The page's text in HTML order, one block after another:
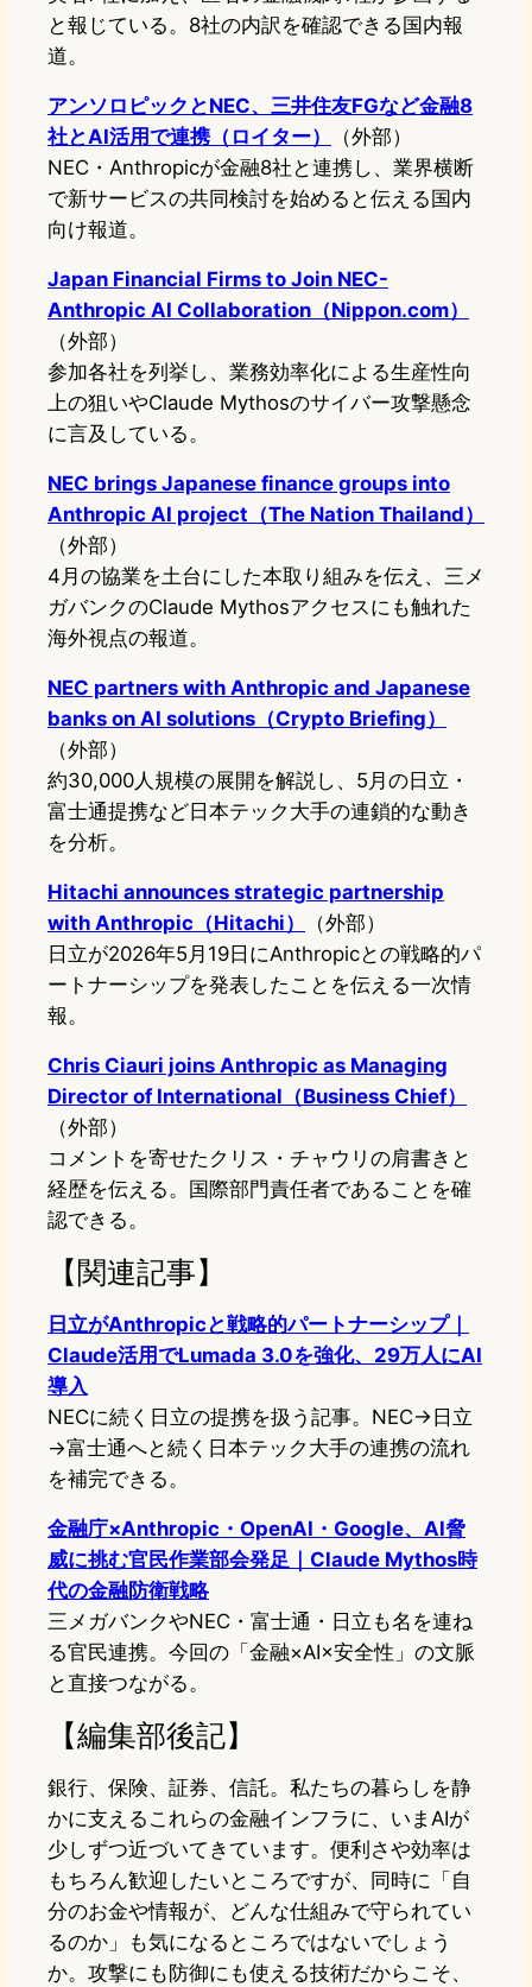
と報じている。8社の内訳を確認できる国内報
道。
アンソロピックとNEC、三井住友FGなど金融8
社とAI活用で連携（ロイター）
（外部）
NEC・Anthropicが金融8社と連携し、業界横断
で新サービスの共同検討を始めると伝える国内
向け報道。
Japan Financial Firms to Join NEC-
Anthropic AI Collaboration（Nippon.com）
（外部）
参加各社を列挙し、業務効率化による生産性向
上の狙いやClaude Mythosのサイバー攻撃懸念
に言及している。
NEC brings Japanese finance groups into
Anthropic AI project（The Nation Thailand）
（外部）
4月の協業を土台にした本取り組みを伝え、三メ
ガバンクのClaude Mythosアクセスにも触れた
海外視点の報道。
NEC partners with Anthropic and Japanese
banks on AI solutions（Crypto Briefing）
（外部）
約30,000人規模の展開を解説し、5月の日立・
富士通提携など日本テック大手の連鎖的な動き
を分析。
Hitachi announces strategic partnership
with Anthropic（Hitachi）
（外部）
日立が2026年5月19日にAnthropicとの戦略的パ
ートナーシップを発表したことを伝える一次情
報。
Chris Ciauri joins Anthropic as Managing
Director of International（Business Chief）
（外部）
コメントを寄せたクリス・チャウリの肩書きと
経歴を伝える。国際部門責任者であることを確
認できる。
【関連記事】
日立がAnthropicと戦略的パートナーシップ｜
Claude活用でLumada 3.0を強化、29万人にAI
導入
NECに続く日立の提携を扱う記事。NEC→日立
→富士通へと続く日本テック大手の連携の流れ
を補完できる。
金融庁×Anthropic・OpenAI・Google、AI脅
威に挑む官民作業部会発足｜Claude Mythos時
代の金融防衛戦略
三メガバンクやNEC・富士通・日立も名を連ね
る官民連携。今回の「金融×AI×安全性」の文脈
と直接つながる。
【編集部後記】
銀行、保険、証券、信託。私たちの暮らしを静
かに支えるこれらの金融インフラに、いまAIが
少しずつ近づいてきています。便利さや効率は
もちろん歓迎したいところですが、同時に「自
分のお金や情報が、どんな仕組みで守られてい
るのか」も気になるところではないでしょう
か。攻撃にも防御にも使える技術だからこそ、